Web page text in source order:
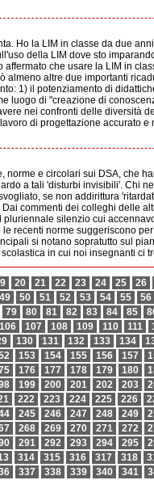
Ho la LIM in classe da due
della LIM dove sto
che usare la LIM in
almeno altre due importanti
1) il potenziamento di
luogo di "creazione di
nei confronti delle diversità
di progettazione accurato
e circolari sui DSA, che
a tali 'disturbi invisibili'. Chi
se non addirittura
commenti dei colleghi delle
silenzio cui
recenti norme suggeriscono
si notano sopratutto sul
in cui noi insegnanti ci
20 21 22 23 24 25 26
49 50 51 52 53 54 55 56
79 80 81 82 83 84 85
106 107 108 109 110 111
130 131 132 133 134
153 154 155 156 157
176 177 178 179 180
199 200 201 202 203
222 223 224 225 226
245 246 247 248 249
268 269 270 271 272
291 292 293 294 295
314 315 316 317 318
337 338 339 340 341